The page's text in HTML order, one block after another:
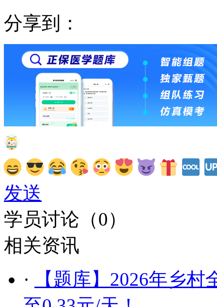
分享到：
发送
学员讨论（0）
相关资讯
·
【题库】2026年乡